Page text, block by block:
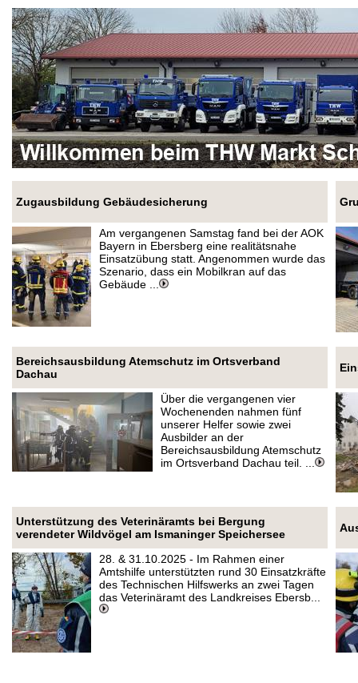
Zugausbildung Gebäudesicherung
Am vergangenen Samstag fand bei der AOK
Bayern in Ebersberg eine realitätsnahe
Einsatzübung statt. Angenommen wurde das
Szenario, dass ein Mobilkran auf das
Gebäude ...
Bereichsausbildung Atemschutz im Ortsverband
Dachau
Über die vergangenen vier
Wochenenden nahmen fünf
unserer Helfer sowie zwei
Ausbilder an der
Bereichsausbildung Atemschutz
im Ortsverband Dachau teil. ...
Unterstützung des Veterinäramts bei Bergung
verendeter Wildvögel am Ismaninger Speichersee
28. & 31.10.2025 - Im Rahmen einer
Amtshilfe unterstützten rund 30 Einsatzkräfte
des Technischen Hilfswerks an zwei Tagen
das Veterinäramt des Landkreises Ebersb...